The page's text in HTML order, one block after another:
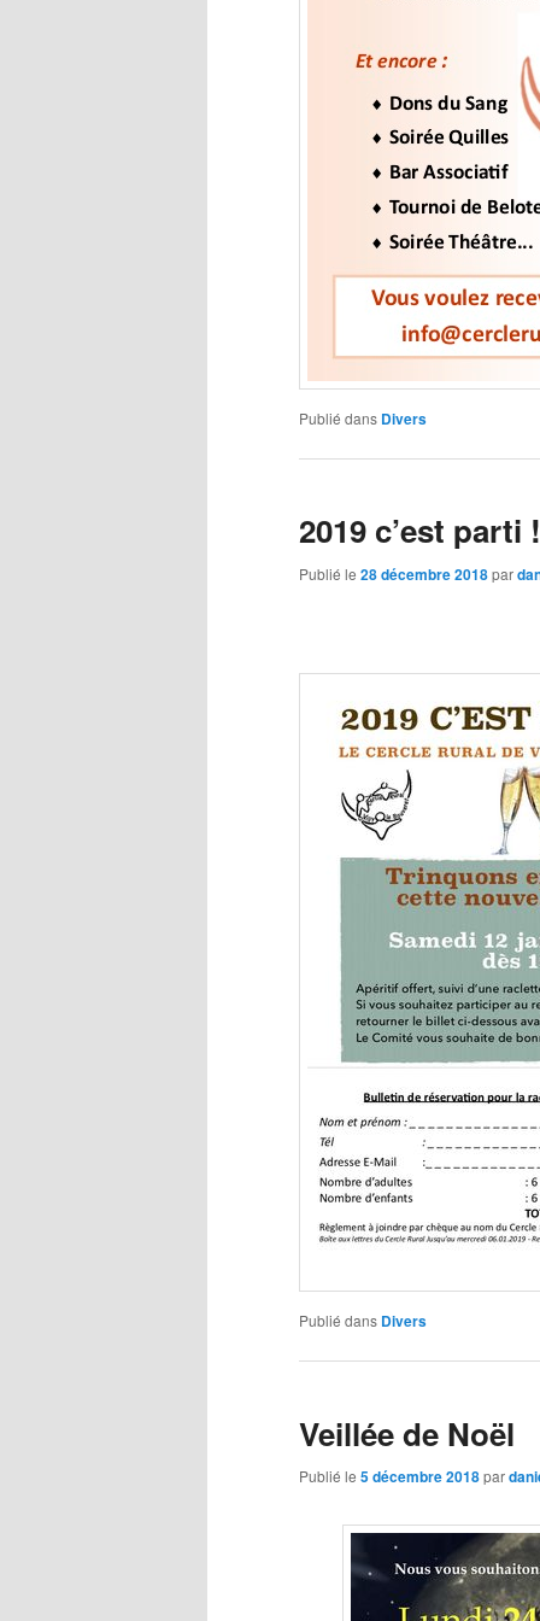
Publié dans Divers
2019 c’est parti
Publié le 28 décembre 2018par
Publié dans Divers
Veillée de Noël
Publié le 5 décembre 2018par